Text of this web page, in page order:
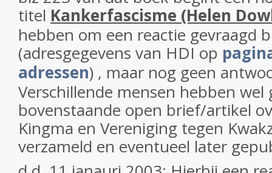
titel Kankerfascisme (Helen
hebben om een reactie gevraagd
(adresgegevens van HDI op
adressen) , maar nog geen
Verschillende mensen hebben wel
bovenstaande open brief/artikel
Kingma en Vereniging tegen
verzameld en eventueel later